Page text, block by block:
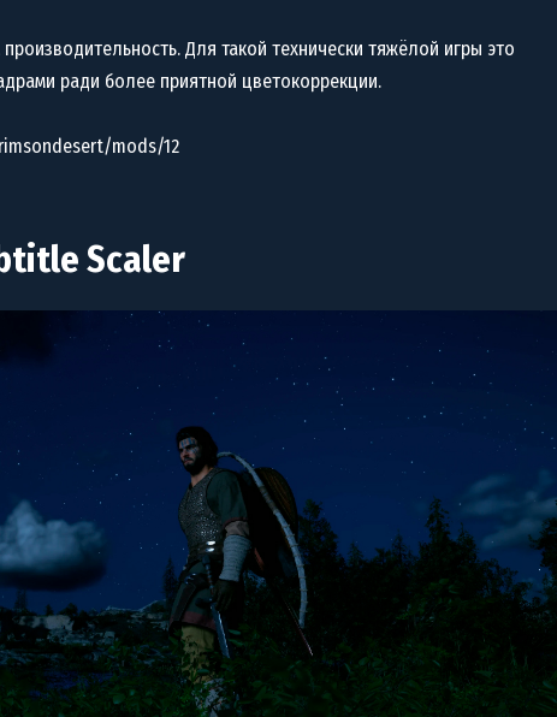
Для такой технически тяжёлой игры это
ради более приятной цветокоррекции.
mods/12
Scaler